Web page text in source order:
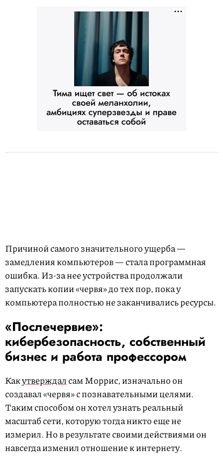
Причиной самого значительного ущерба —
замедления компьютеров — стала программная
ошибка. Из-за нее устройства продолжали
запускать копии «червя» до тех пор, пока у
компьютера полностью не заканчивались ресурсы.
«Послечервие»:
кибербезопасность, собственный
бизнес и работа профессором
Какутверждалсам Моррис, изначально он
создавал «червя» с познавательными целями.
Таким способом он хотел узнать реальный
масштаб сети, которую тогда никто еще не
измерил. Но в результате своими действиями он
навсегда изменил отношение к интернету.